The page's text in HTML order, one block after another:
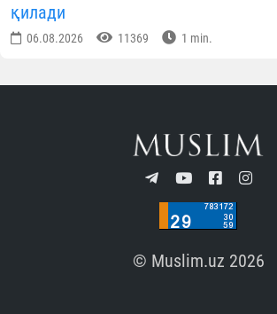
қилади
06.08.2026 11369 1 min.
© Muslim.uz 2026